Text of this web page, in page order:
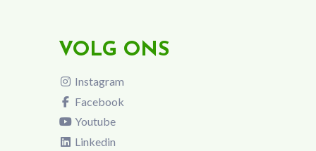
VOLG ONS
Instagram
Facebook
Youtube
Linkedin